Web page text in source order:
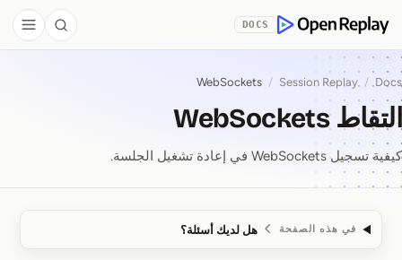
OpenReplay
DOCS
Search
Docs
/
Session Replay
/
WebSockets
التقاط WebSockets
كيفية تسجيل WebSockets في إعادة تشغيل الجلسة.
في هذه الصفحة هل لديك أسئلة؟